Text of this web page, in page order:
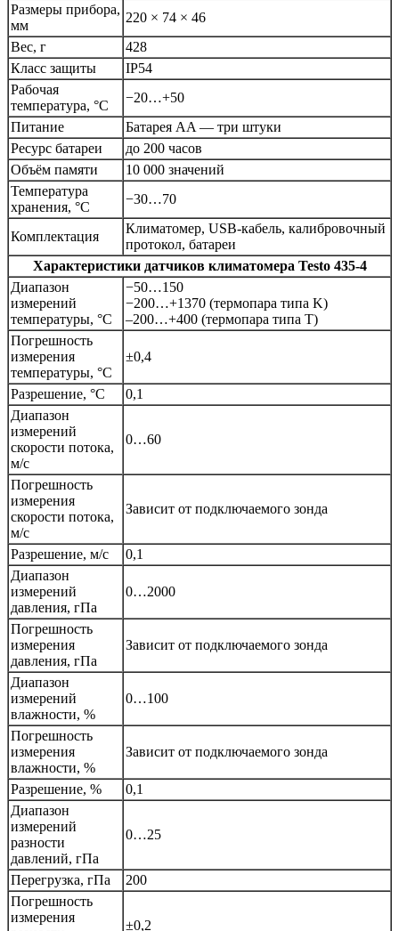
Размеры прибора,
мм
220 × 74 × 46
Вес, г
428
Класс защиты
IP54
Рабочая
температура, °С
−20…+50
Питание
Батарея AA — три штуки
Ресурс батареи
до 200 часов
Объём памяти
10 000 значений
Температура
хранения, °С
−30…70
Комплектация
Климатомер, USB-кабель, калибровочный
протокол, батареи
Характеристики датчиков климатомера Testo 435-4
Диапазон
измерений
температуры, °С
−50…150
−200…+1370 (термопара типа K)
–200…+400 (термопара типа T)
Погрешность
измерения
температуры, °С
±0,4
Разрешение, °С
0,1
Диапазон
измерений
скорости потока,
м/с
0…60
Погрешность
измерения
скорости потока,
м/с
Зависит от подключаемого зонда
Разрешение, м/с
0,1
Диапазон
измерений
давления, гПа
0…2000
Погрешность
измерения
давления, гПа
Зависит от подключаемого зонда
Диапазон
измерений
влажности, %
0…100
Погрешность
измерения
влажности, %
Зависит от подключаемого зонда
Разрешение, %
0,1
Диапазон
измерений
разности
давлений, гПа
0…25
Перегрузка, гПа
200
Погрешность
измерения
±0,2